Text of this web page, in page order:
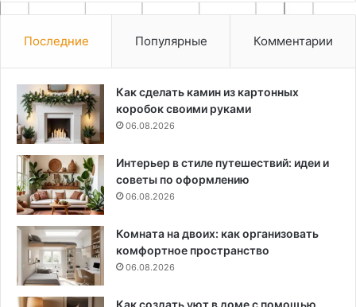
Последние Популярные Комментарии
Как сделать камин из картонных
коробок своими руками
06.08.2026
Интерьер в стиле путешествий: идеи и
советы по оформлению
06.08.2026
Комната на двоих: как организовать
комфортное пространство
06.08.2026